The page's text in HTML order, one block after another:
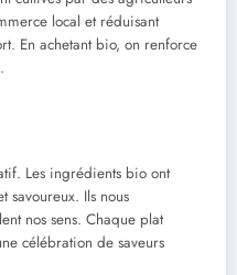
local et réduisant
En achetant bio, on renforce
Les ingrédients bio ont
savoureux. Ils nous
nos sens. Chaque plat
célébration de saveurs